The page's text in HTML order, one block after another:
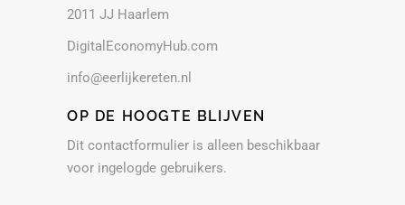
2011 JJ Haarlem
DigitalEconomyHub.com
info@eerlijkereten.nl
OP DE HOOGTE BLIJVEN
Dit contactformulier is alleen beschikbaar
voor ingelogde gebruikers.